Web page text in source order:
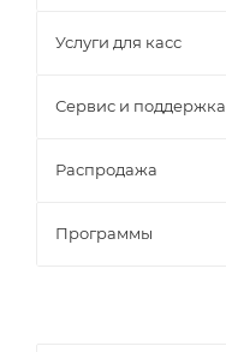
Услуги для касс
Сервис и поддержка
Распродажа
Программы